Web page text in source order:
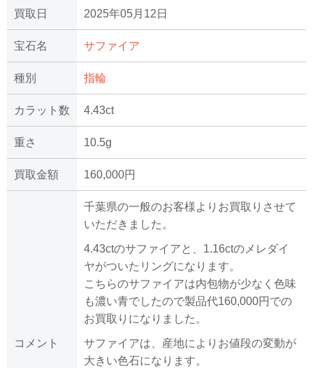
買取日 2025年05月12日
宝石名 サファイア
種別 指輪
カラット数 4.43ct
重さ 10.5g
買取金額 160,000円
コメント
千葉県の一般のお客様よりお買取りさせて
いただきました。
4.43ctのサファイアと、1.16ctのメレダイ
ヤがついたリングになります。
こちらのサファイアは内包物が少なく色味
も濃い青でしたので製品代160,000円での
お買取りになりました。
サファイアは、産地によりお値段の変動が
大きい色石になります。